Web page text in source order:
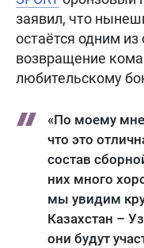
заявил, что
остаётся одним
возвращение
любительскому
«По моему
что это
состав
них много
мы увидим
Казахстан –
они будут